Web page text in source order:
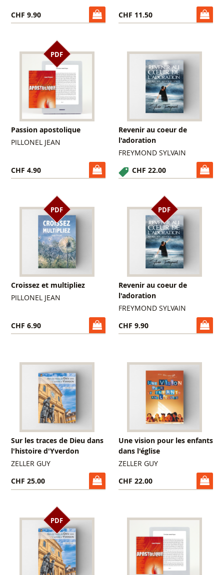
CHF 9.90 CHF 11.50
PDF
Passion apostolique
PILLONEL JEAN
CHF 4.90
Revenir au coeur de
l'adoration
FREYMOND SYLVAIN
CHF 22.00
PDF
Croissez et multipliez
PILLONEL JEAN
CHF 6.90
PDF
Revenir au coeur de
l'adoration
FREYMOND SYLVAIN
CHF 9.90
Sur les traces de Dieu dans
l'histoire d'Yverdon
ZELLER GUY
CHF 25.00
Une vision pour les enfants
dans l'église
ZELLER GUY
CHF 22.00
PDF